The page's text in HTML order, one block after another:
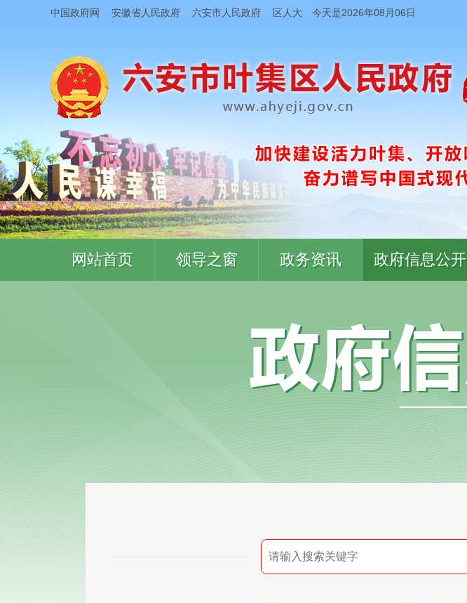
中国政府网 安徽省人民政府 六安市人民政府 区人大 今天是2026年08月06日
网站首页 领导之窗 政务资讯 政府信息公开